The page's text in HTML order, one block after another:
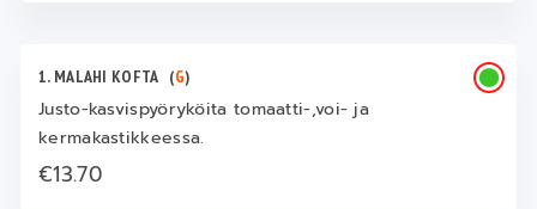
1. MALAHI KOFTA (G)
Justo-kasvispyöryköita tomaatti-,voi- ja
kermakastikkeessa.
€13.70